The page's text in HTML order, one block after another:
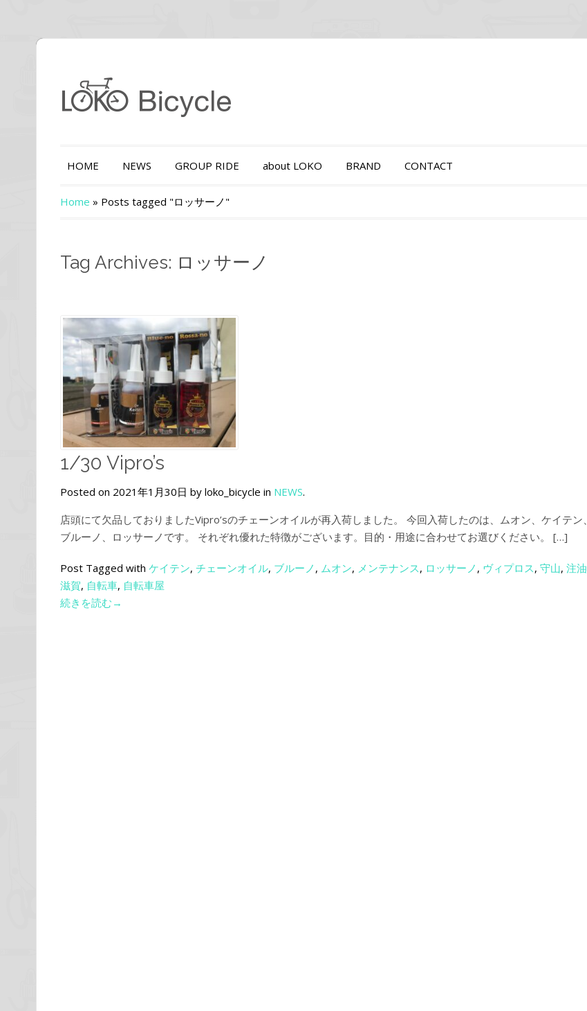
HOME NEWS GROUP RIDE about LOKO BRAND CONTACT
Home » Posts tagged "ロッサーノ"
Tag Archives: ロッサーノ
1/30 Vipro’s
Posted on 2021年1月30日 by loko_bicycle in NEWS.
店頭にて欠品しておりましたVipro’sのチェーンオイルが再入荷しました。 今回入荷したのは、ムオン、ケイテン、
ブルーノ、ロッサーノです。 それぞれ優れた特徴がございます。目的・用途に合わせてお選びください。 […]
Post Tagged with ケイテン, チェーンオイル, ブルーノ , ムオン, メンテナンス, ロッサーノ , ヴィプロス, 守山, 注油
滋賀, 自転車, 自転車屋
続きを読む→